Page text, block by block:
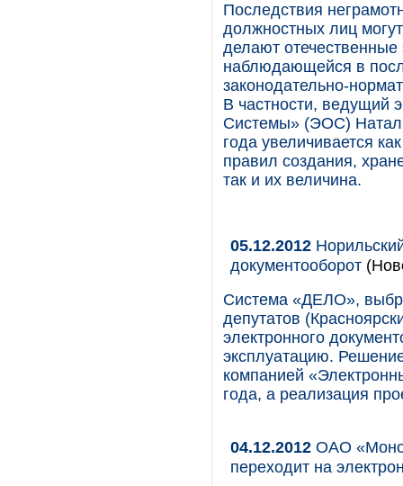
Последствия
должностных лиц
делают отечественные
наблюдающейся в
законодательно-
В частности, ведущий
Системы» (ЭОС)
года увеличивается
правил создания,
так и их величина.
05.12.2012
документооборот
Система «ДЕЛО»,
депутатов
электронного
эксплуатацию.
компанией
года, а реализация
04.12.2012 ОАО
переходит на